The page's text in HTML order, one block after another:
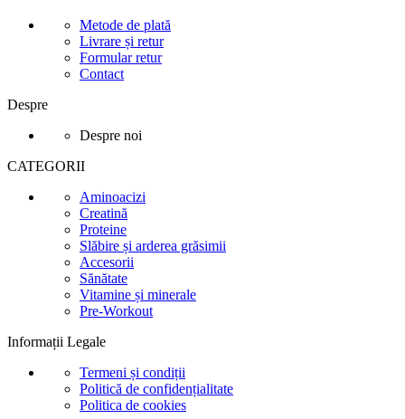
Metode de plată
Livrare și retur
Formular retur
Contact
Despre
Despre noi
CATEGORII
Aminoacizi
Creatină
Proteine
Slăbire și arderea grăsimii
Accesorii
Sănătate
Vitamine și minerale
Pre-Workout
Informații Legale
Termeni și condiții
Politică de confidențialitate
Politica de cookies